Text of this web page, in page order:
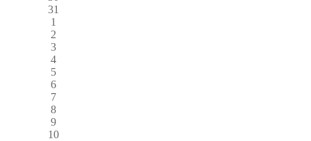
31
1
2
3
4
5
6
7
8
9
10